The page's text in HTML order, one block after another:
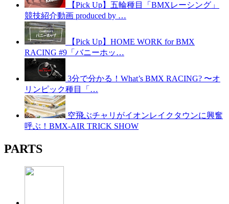
【Pick Up】五輪種目「BMXレーシング」
競技紹介動画 produced by …
【Pick Up】HOME WORK for BMX
RACING #9「バニーホッ…
3分で分かる！What’s BMX RACING? 〜オ
リンピック種目「…
空飛ぶチャリがイオンレイクタウンに興奮
呼ぶ！BMX-AIR TRICK SHOW
PARTS